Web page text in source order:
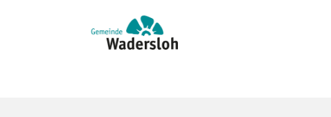
Zum Header
Zum Hauptinhalt
Zum Footer